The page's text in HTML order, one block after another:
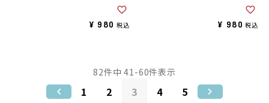
¥ 980 税込 ¥ 980 税込
82件中 41 -60件表示
1 2 3 4 5